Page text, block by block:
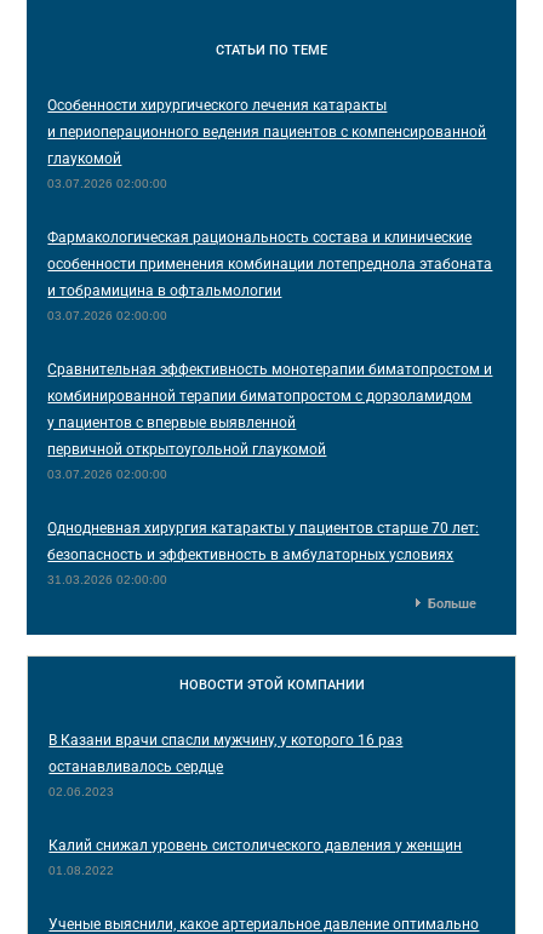
СТАТЬИ ПО ТЕМЕ
Особенности хирургического лечения катаракты
и периоперационного ведения пациентов с компенсированной
глаукомой
03.07.2026 02:00:00
Фармакологическая рациональность состава и клинические
особенности применения комбинации лотепреднола этабоната
и тобрамицина в офтальмологии
03.07.2026 02:00:00
Сравнительная эффективность монотерапии биматопростом и
комбинированной терапии биматопростом с дорзоламидом
у пациентов с впервые выявленной
первичной открытоугольной глаукомой
03.07.2026 02:00:00
Однодневная хирургия катаракты у пациентов старше 70 лет:
безопасность и эффективность в амбулаторных условиях
31.03.2026 02:00:00
Больше
НОВОСТИ ЭТОЙ КОМПАНИИ
В Казани врачи спасли мужчину, у которого 16 раз
останавливалось сердце
02.06.2023
Калий снижал уровень систолического давления у женщин
01.08.2022
Ученые выяснили, какое артериальное давление оптимально